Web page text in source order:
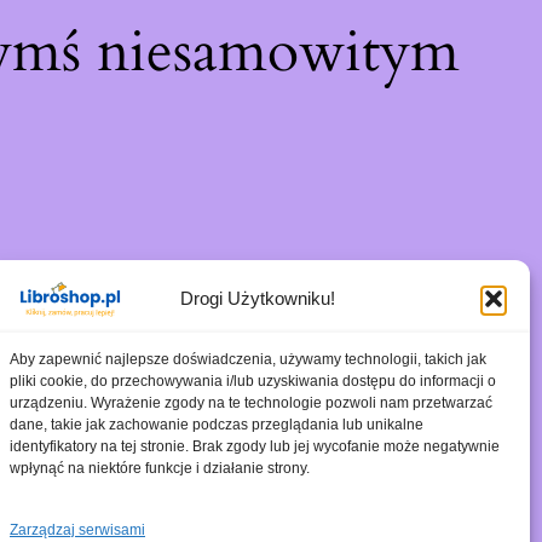
Drogi Użytkowniku!
Aby zapewnić najlepsze doświadczenia, używamy technologii, takich jak
pliki cookie, do przechowywania i/lub uzyskiwania dostępu do informacji o
urządzeniu. Wyrażenie zgody na te technologie pozwoli nam przetwarzać
dane, takie jak zachowanie podczas przeglądania lub unikalne
identyfikatory na tej stronie. Brak zgody lub jej wycofanie może negatywnie
wpłynąć na niektóre funkcje i działanie strony.
Zarządzaj serwisami
niesamowitym